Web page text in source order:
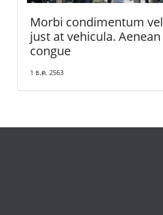
Morbi condimentum vel
just at vehicula. Aenean
congue
1 ธ.ค. 2563